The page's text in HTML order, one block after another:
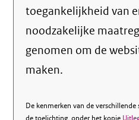
toegankelijkheid van
noodzakelijke
genomen om de
maken.
De kenmerken van de